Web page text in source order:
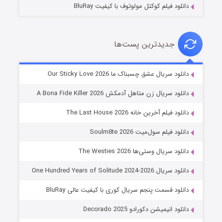
شوهر
عملیات آپارتمان
قسمت۲ (زیرنویس) منتشر شد
دانلود فیلم کوکتل مولوتوف با کیفیت BluRay
جدیدترین پست‌ها
دانلود سریال عشق چسبناک ما Our Sticky Love 2026
دانلود سریال زن متاهل آدمکش A Bona Fide Killer 2026
دانلود فیلم آخرین خانه The Last House 2026
دانلود فیلم سول‌میت Soulm8te 2026
دانلود سریال وستی‌ها The Westies 2026
دانلود سریال One Hundred Years of Solitude 2024-2026
دانلود قسمت پنجم سریال کوری با کیفیت عالی BluRay
دانلود انیمیشن دکورادو Decorado 2025